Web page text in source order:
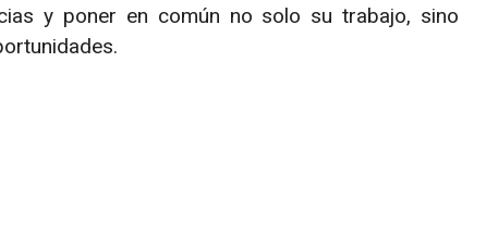
y poner en común no solo su trabajo, sino